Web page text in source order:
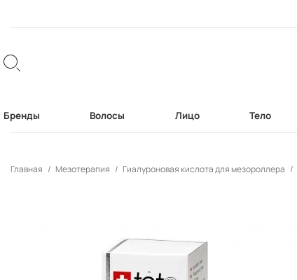
Бренды Волосы Лицо Тело
Главная Мезотерапия Гиалуроновая кислота для мезороллера